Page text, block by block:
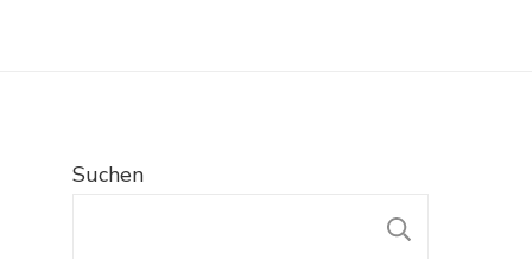
Suchen